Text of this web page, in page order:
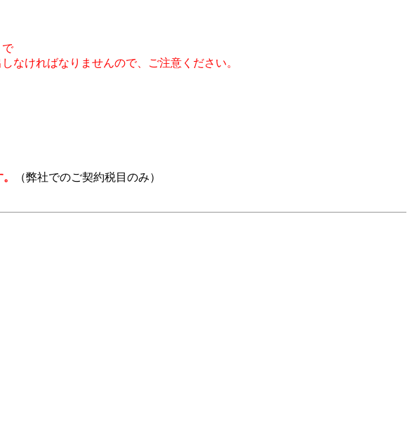
で
なければなりませんので、ご注意ください。
（弊社でのご契約税目のみ）